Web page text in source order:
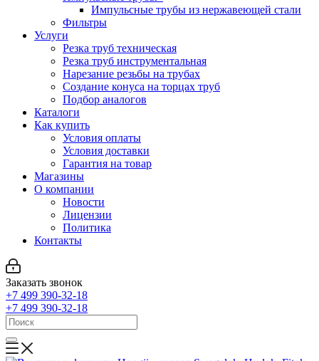
Импульсные трубы из нержавеющей стали
Фильтры
Услуги
Резка труб техническая
Резка труб инструментальная
Нарезание резьбы на трубах
Создание конуса на торцах труб
Подбор аналогов
Каталоги
Как купить
Условия оплаты
Условия доставки
Гарантия на товар
Магазины
О компании
Новости
Лицензии
Политика
Контакты
Заказать звонок
+7 499 390-32-18
+7 499 390-32-18